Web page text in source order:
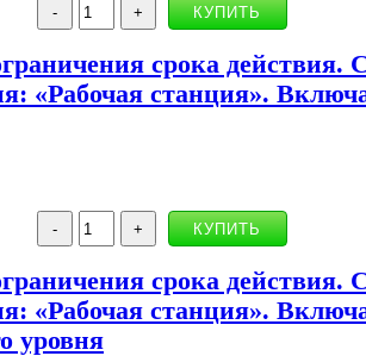
срока действия.
«Рабочая станция».
срока действия.
«Рабочая станция».
уровня